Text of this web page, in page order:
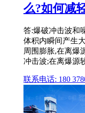
么?如何减
答:爆破冲击波和
体积内瞬间产生
周围膨胀,在离爆
冲击波;在离爆源
联系电话: 180